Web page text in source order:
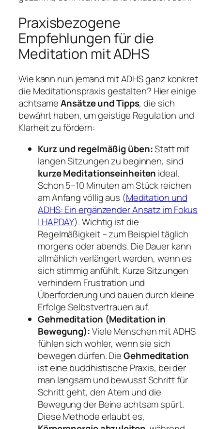
Praxisbezogene
Empfehlungen für die
Meditation mit ADHS
Wie kann nun jemand mit ADHS ganz konkret
die Meditationspraxis gestalten? Hier einige
achtsameAnsätze und Tipps, die sich
bewährt haben, um geistige Regulation und
Klarheit zu fördern:
Kurz und regelmäßig üben:Statt mit
langen Sitzungen zu beginnen, sind
kurze Meditationseinheiten ideal.
Schon 5–10 Minuten am Stück reichen
am Anfang völlig aus (Meditation und
ADHS: Ein ergänzender Ansatz im Fokus
| HAPDAY). Wichtig ist die
Regelmäßigkeit – zum Beispiel täglich
morgens oder abends. Die Dauer kann
allmählich verlängert werden, wenn es
sich stimmig anfühlt. Kurze Sitzungen
verhindern Frustration und
Überforderung und bauen durch kleine
Erfolge Selbstvertrauen auf.
Gehmeditation (Meditation in
Bewegung):Viele Menschen mit ADHS
fühlen sich wohler, wenn sie sich
bewegen dürfen. DieGehmeditation
ist eine buddhistische Praxis, bei der
man langsam und bewusst Schritt für
Schritt geht, den Atem und die
Bewegung der Beine achtsam spürt.
Diese Methode erlaubt es,